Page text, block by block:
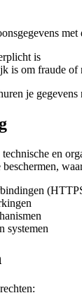
met
is
is om fraude of
je gegevens
en
beschermen,
systemen